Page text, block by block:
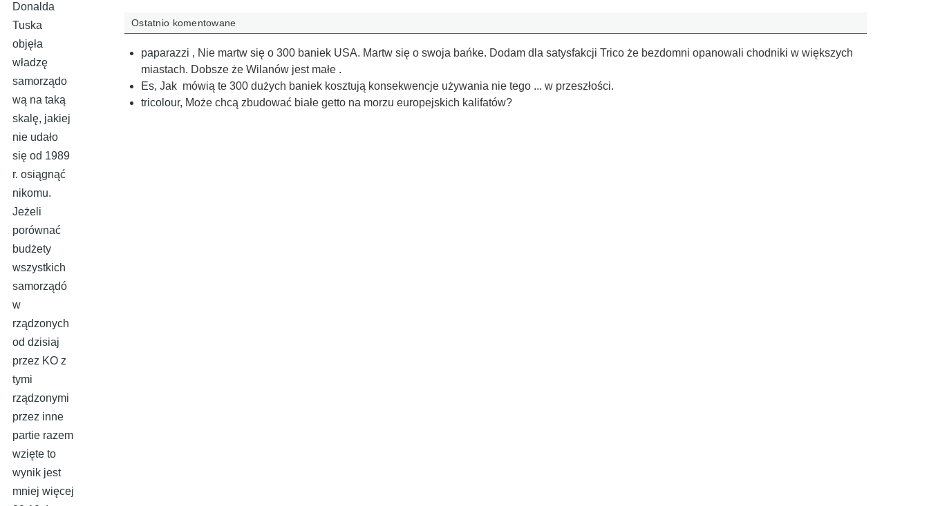
Donalda
Tuska
objęła
władzę
samorządo
wą na taką
skalę, jakiej
nie udało
się od 1989
r. osiągnąć
nikomu.
Jeżeli
porównać
budżety
wszystkich
samorządó
w
rządzonych
od dzisiaj
przez KO z
tymi
rządzonymi
przez inne
partie razem
wzięte to
wynik jest
mniej więcej
Ostatnio komentowane
paparazzi , Nie martw się o 300 baniek USA. Martw się o swoja bańke. Dodam dla satysfakcji Trico że bezdomni opanowali chodniki w większych
miastach. Dobsze że Wilanów jest małe .
Es, Jak mówią te 300 dużych baniek kosztują konsekwencje używania nie tego ... w przeszłości.
tricolour, Może chcą zbudować białe getto na morzu europejskich kalifatów?